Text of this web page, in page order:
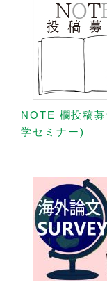
NOTE 欄投稿
学セミナー)